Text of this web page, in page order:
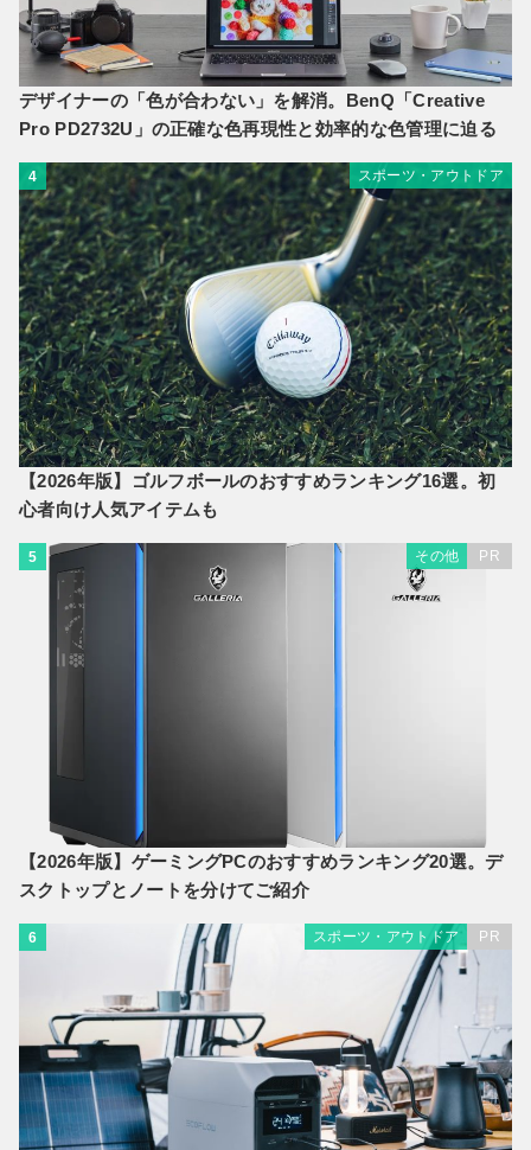
デザイナーの「色が合わない」を解消。BenQ「Creative
Pro PD2732U」の正確な色再現性と効率的な色管理に迫る
4 スポーツ・アウトドア
【2026年版】ゴルフボールのおすすめランキング16選。初
心者向け人気アイテムも
5 その他 PR
【2026年版】ゲーミングPCのおすすめランキング20選。デ
スクトップとノートを分けてご紹介
6 スポーツ・アウトドア PR